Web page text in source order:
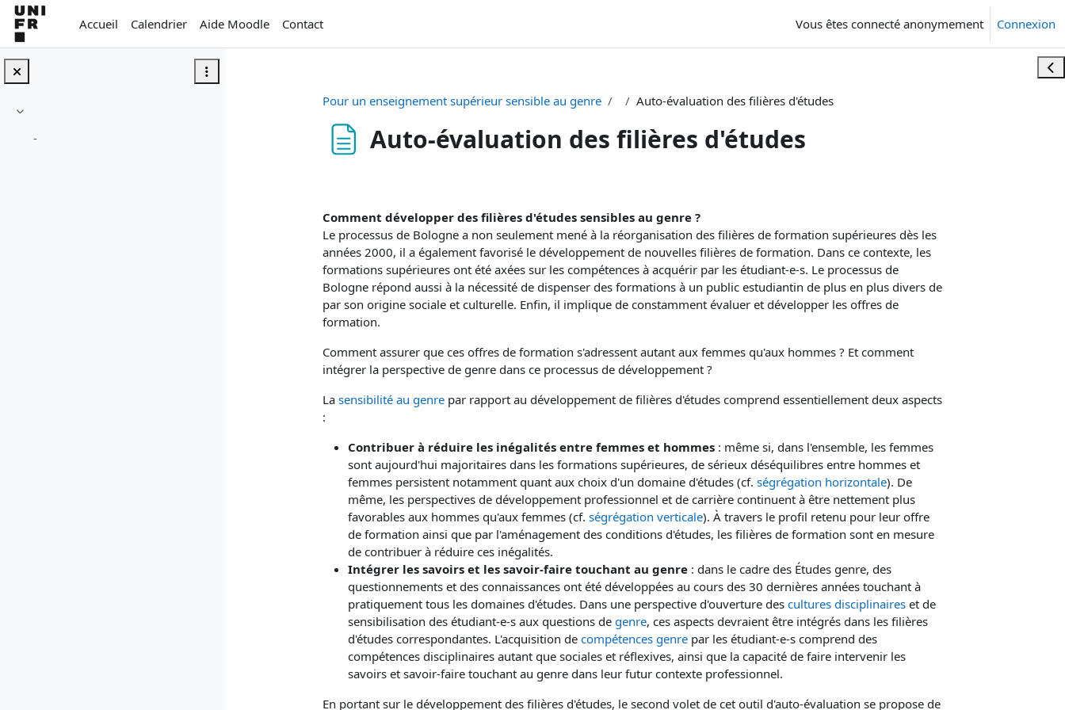
Passer au contenu principal
Accueil
Calendrier Aide Moodle Contact Vous êtes connecté anonymement Connexion
Replier
-
Pour un enseignement supérieur sensible au genre Auto-évaluation des filières d'études
Auto-évaluation des filières d'études
Comment développer des filières d'études sensibles au genre ?
Le processus de Bologne a non seulement mené à la réorganisation des filières de formation supérieures dès les
années 2000, il a également favorisé le développement de nouvelles filières de formation. Dans ce contexte, les
formations supérieures ont été axées sur les compétences à acquérir par les étudiant-e-s. Le processus de
Bologne répond aussi à la nécessité de dispenser des formations à un public estudiantin de plus en plus divers de
par son origine sociale et culturelle. Enfin, il implique de constamment évaluer et développer les offres de
formation.
Comment assurer que ces offres de formation s'adressent autant aux femmes qu'aux hommes ? Et comment
intégrer la perspective de genre dans ce processus de développement ?
La sensibilité au genrepar rapport au développement de filières d'études comprend essentiellement deux aspects
:
Contribuer à réduire les inégalités entre femmes et hommes: même si, dans l'ensemble, les femmes
sont aujourd'hui majoritaires dans les formations supérieures, de sérieux déséquilibres entre hommes et
femmes persistent notamment quant aux choix d'un domaine d'études (cf. ségrégation horizontale). De
même, les perspectives de développement professionnel et de carrière continuent à être nettement plus
favorables aux hommes qu'aux femmes (cf. ségrégation verticale). À travers le profil retenu pour leur offre
de formation ainsi que par l'aménagement des conditions d'études, les filières de formation sont en mesure
de contribuer à réduire ces inégalités.
Intégrer les savoirs et les savoir-faire touchant au genre: dans le cadre des Études genre, des
questionnements et des connaissances ont été développées au cours des 30 dernières années touchant à
pratiquement tous les domaines d'études. Dans une perspective d'ouverture des cultures disciplinaireset de
sensibilisation des étudiant-e-s aux questions de genre, ces aspects devraient être intégrés dans les filières
d'études correspondantes. L'acquisition de compétences genrepar les étudiant-e-s comprend des
compétences disciplinaires autant que sociales et réflexives, ainsi que la capacité de faire intervenir les
savoirs et savoir-faire touchant au genre dans leur futur contexte professionnel.
En portant sur le développement des filières d'études, le second volet de cet outil d'auto-évaluation se propose de